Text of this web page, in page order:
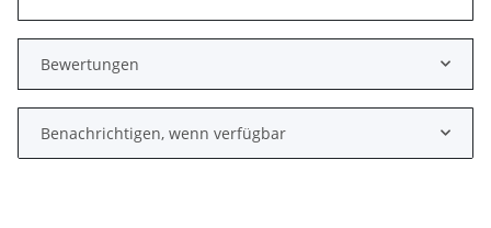
Bewertungen
Benachrichtigen, wenn verfügbar